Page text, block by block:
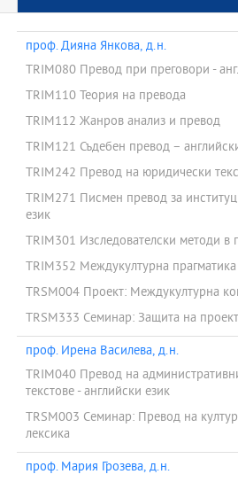
проф. Дияна Янкова, д.н.
TRIM080 Превод при преговори -
TRIM110 Теория на превода
TRIM112 Жанров анализ и превод
TRIM121 Съдебен превод –
TRIM242 Превод на юридически
TRIM271 Писмен превод за
език
TRIM301 Изследователски методи в
TRIM352 Междукултурна
TRSM004 Проект: Междукултурна
TRSM333 Семинар: Защита на
проф. Ирена Василева, д.н.
TRIM040 Превод на
текстове - английски език
TRSM003 Семинар: Превод на
лексика
проф. Мария Грозева, д.н.